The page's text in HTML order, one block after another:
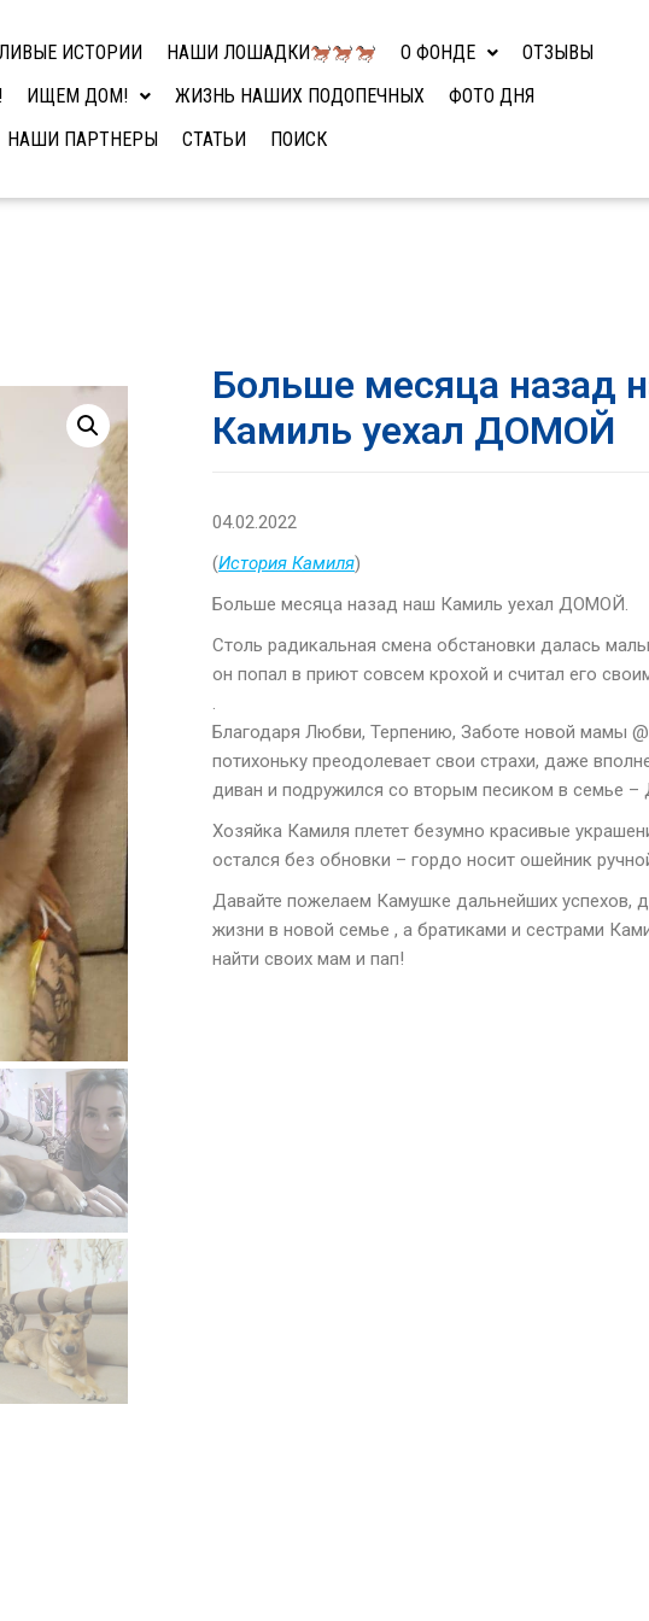
ИСТОРИИ НАШИ ЛОШАДКИ О ФОНДЕ
ОТЗЫВЫ
ИЩЕМ ДОМ! ЖИЗНЬ НАШИХ ПОДОПЕЧНЫХ
ФОТО ДНЯ
НАШИ ПАРТНЕРЫ
СТАТЬИ ПОИСК
Больше месяца назад
Камиль уехал ДОМОЙ
04.02.2022
(История Камиля)
Больше месяца назад наш Камиль уехал ДОМОЙ.
Столь радикальная смена обстановки далась
он попал в приют совсем крохой и считал его
.
Благодаря Любви, Терпению, Заботе новой мамы
потихоньку преодолевает свои страхи, даже
диван и подружился со вторым песиком в семье –
Хозяйка Камиля плетет безумно красивые
остался без обновки – гордо носит ошейник
Давайте пожелаем Камушке дальнейших успехов,
жизни в новой семье , а братиками и сестрами
найти своих мам и пап!